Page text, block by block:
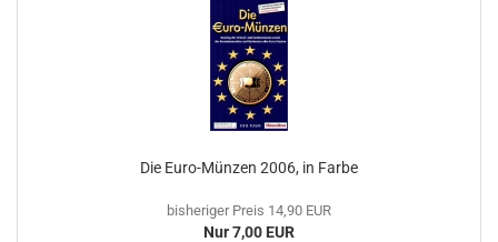
Die Euro-​Münzen 2006, in Farbe
bisheriger Preis 14,90 EUR
Nur 7,00 EUR